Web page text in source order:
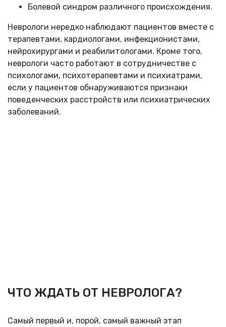
Болевой синдром различного происхождения.
Неврологи нередко наблюдают пациентов вместе с
терапевтами, кардиологами, инфекционистами,
нейрохирургами и реабилитологами. Кроме того,
неврологи часто работают в сотрудничестве с
психологами, психотерапевтами и психиатрами,
если у пациентов обнаруживаются признаки
поведенческих расстройств или психиатрических
заболеваний.
ЧТО ЖДАТЬ ОТ НЕВРОЛОГА?
Самый первый и, порой, самый важный этап